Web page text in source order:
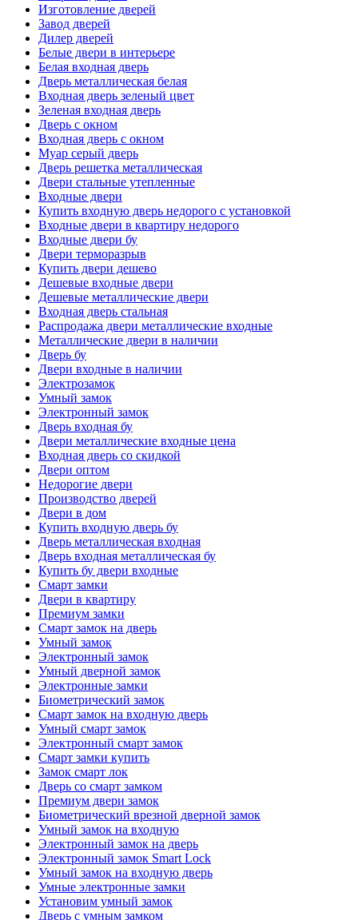
Изготовление дверей
Завод дверей
Дилер дверей
Белые двери в интерьере
Белая входная дверь
Дверь металлическая белая
Входная дверь зеленый цвет
Зеленая входная дверь
Дверь с окном
Входная дверь с окном
Муар серый дверь
Дверь решетка металлическая
Двери стальные утепленные
Входные двери
Купить входную дверь недорого с установкой
Входные двери в квартиру недорого
Входные двери бу
Двери терморазрыв
Купить двери дешево
Дешевые входные двери
Дешевые металлические двери
Входная дверь стальная
Распродажа двери металлические входные
Металлические двери в наличии
Дверь бу
Двери входные в наличии
Электрозамок
Умный замок
Электронный замок
Дверь входная бу
Двери металлические входные цена
Входная дверь со скидкой
Двери оптом
Недорогие двери
Производство дверей
Двери в дом
Купить входную дверь бу
Дверь металлическая входная
Дверь входная металлическая бу
Купить бу двери входные
Смарт замки
Двери в квартиру
Премиум замки
Смарт замок на дверь
Умный замок
Электронный замок
Умный дверной замок
Электронные замки
Биометрический замок
Смарт замок на входную дверь
Умный смарт замок
Электронный смарт замок
Смарт замки купить
Замок смарт лок
Дверь со смарт замком
Премиум двери замок
Биометрический врезной дверной замок
Умный замок на входную
Электронный замок на дверь
Электронный замок Smart Lock
Умный замок на входную дверь
Умные электронные замки
Установим умный замок
Дверь с умным замком